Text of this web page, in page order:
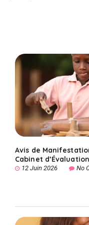
Avis de
Cabinet
12 Juin 2026 No